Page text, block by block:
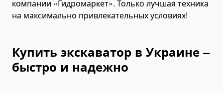
Колесные бульдозеры
Снегоплавильные машины
Поливальные машины
компании «Гидромаркет». Только лучшая техника
на максимально привлекательных условиях!
Купить экскаватор в Украине –
быстро и надежно